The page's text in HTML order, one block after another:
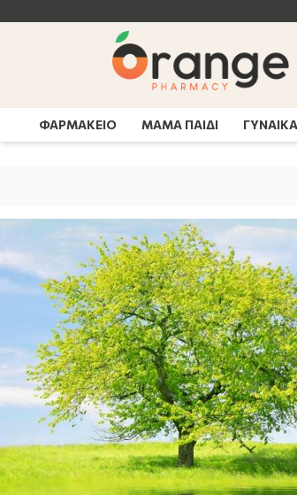
ΦΑΡΜΑΚΕΙΟ ΜΑΜΑ ΠΑΙΔΙ ΓΥΝΑΙΚΑ